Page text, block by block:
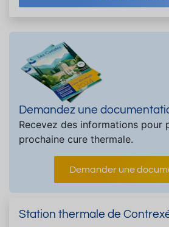
Demandez une
Recevez des informations pour
prochaine cure thermale.
Demander une
Station thermale de